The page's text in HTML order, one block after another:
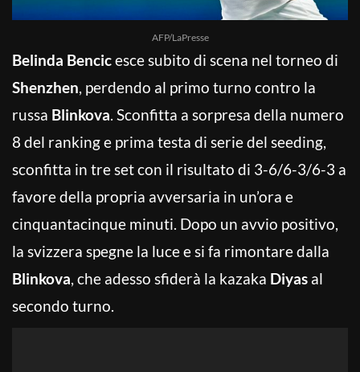
AFP/LaPresse
Belinda Bencicesce subito di scena nel torneo di
Shenzhen, perdendo al primo turno contro la
russa Blinkova. Sconfitta a sorpresa della numero
8 del ranking e prima testa di serie del seeding,
sconfitta in tre set con il risultato di 3-6/6-3/6-3 a
favore della propria avversaria in un’ora e
cinquantacinque minuti. Dopo un avvio positivo,
la svizzera spegne la luce e si fa rimontare dalla
Blinkova, che adesso sfiderà la kazaka Diyas al
secondo turno.